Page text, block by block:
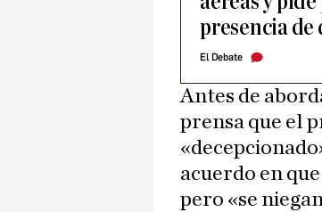
presencia
El Debate
Antes de
prensa que el
acuerdo en que
pero «se